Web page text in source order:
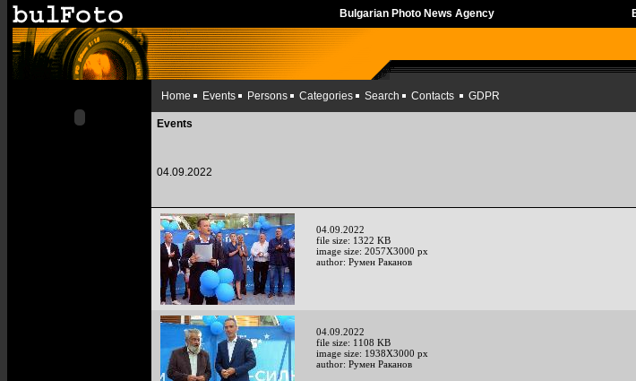
Bulgarian Photo News Agency
Home Events Persons Categories Search Contacts GDPR
Events
04.09.2022
04.09.2022
file size: 1322 KB
image size: 2057X3000 px
author: Румен Раканов
04.09.2022
file size: 1108 KB
image size: 1938X3000 px
author: Румен Раканов